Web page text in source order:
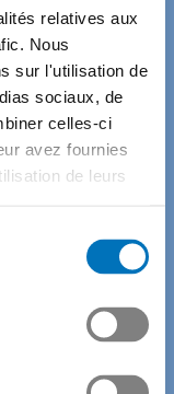
relatives aux
Nous
sur l'utilisation de
sociaux, de
celles-ci
avez fournies
de leurs
de
les